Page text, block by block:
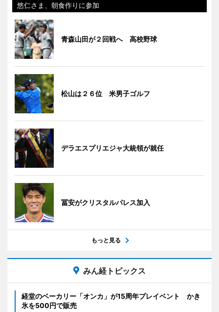
悠仁さま、朝食作りに参加
青森山田が２回戦へ 高校野球
松山は２６位 米男子ゴルフ
デラエスプリエジャ大統領が就任
冨安がクリスタルパレス加入
もっと見る
みん経トピックス
経堂のベーカリー「オンカ」が15周年プレイベント かき
氷を500円で販売